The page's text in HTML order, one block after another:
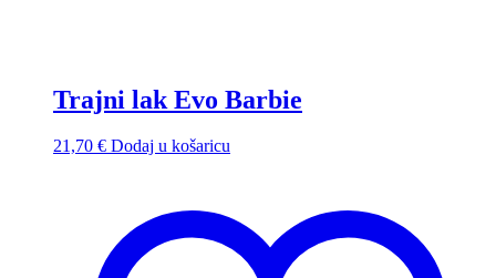
Trajni lak Evo Barbie
21,70 € Dodaj u košaricu